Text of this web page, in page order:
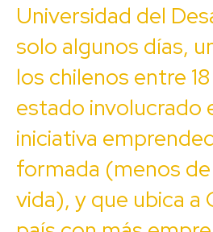
Universidad del
solo algunos días,
los chilenos entre
estado involucrado
iniciativa
formada (menos
vida), y que ubica a